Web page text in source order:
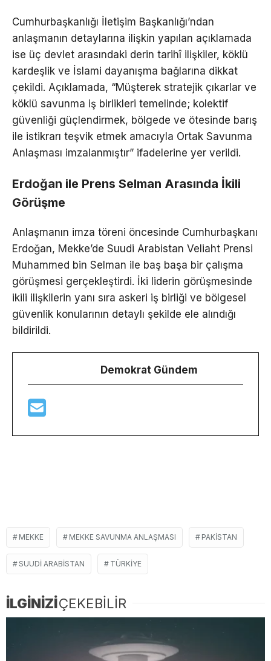
Cumhurbaşkanlığı İletişim Başkanlığı’ndan
anlaşmanın detaylarına ilişkin yapılan açıklamada
ise üç devlet arasındaki derin tarihî ilişkiler, köklü
kardeşlik ve İslami dayanışma bağlarına dikkat
çekildi. Açıklamada, “Müşterek stratejik çıkarlar ve
köklü savunma iş birlikleri temelinde; kolektif
güvenliği güçlendirmek, bölgede ve ötesinde barış
ile istikrarı teşvik etmek amacıyla Ortak Savunma
Anlaşması imzalanmıştır” ifadelerine yer verildi.
Erdoğan ile Prens Selman Arasında İkili
Görüşme
Anlaşmanın imza töreni öncesinde Cumhurbaşkanı
Erdoğan, Mekke’de Suudi Arabistan Veliaht Prensi
Muhammed bin Selman ile baş başa bir çalışma
görüşmesi gerçekleştirdi. İki liderin görüşmesinde
ikili ilişkilerin yanı sıra askeri iş birliği ve bölgesel
güvenlik konularının detaylı şekilde ele alındığı
bildirildi.
Demokrat Gündem
MEKKE MEKKE SAVUNMA ANLAŞMASI PAKISTAN
SUUDI ARABISTAN TÜRKIYE
İLGİNİZİÇEKEBİLİR